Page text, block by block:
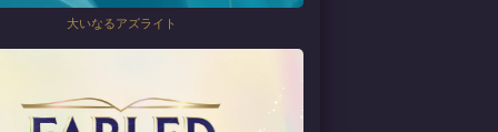
大いなるアズライト